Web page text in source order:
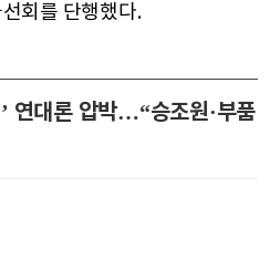
회를 단행했다.
연대론 압박…“승조원·부품